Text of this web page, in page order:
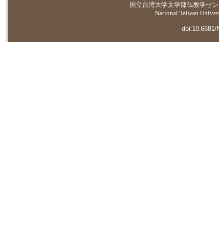
国立台湾大学文学部仏教学セ
National Taiwan
doi:10.6681/